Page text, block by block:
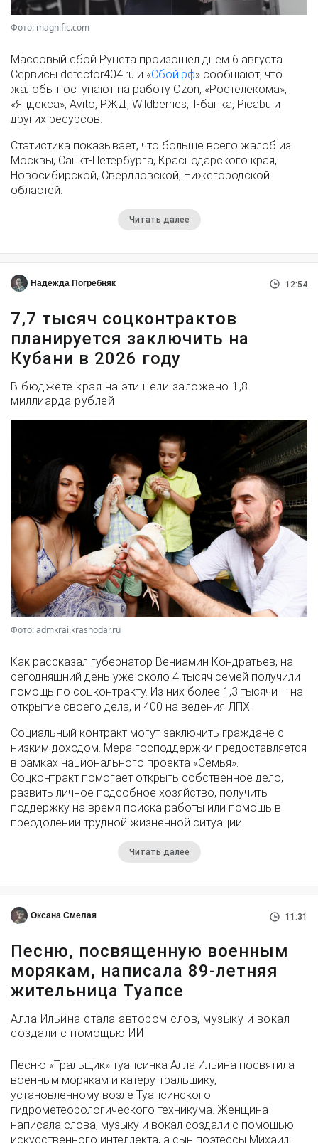
Фото: magnific.com
Массовый сбой Рунета произошел днем 6 августа.
Сервисы detector404.ru и «Сбой.рф» сообщают, что
жалобы поступают на работу Ozon, «Ростелекома»,
«Яндекса», Avito, РЖД, Wildberries, Т-банка, Picabu и
других ресурсов.
Статистика показывает, что больше всего жалоб из
Москвы, Санкт-Петербурга, Краснодарского края,
Новосибирской, Свердловской, Нижегородской
областей.
Читать далее
Надежда Погребняк 12:54
7,7 тысяч соцконтрактов
планируется заключить на
Кубани в 2026 году
В бюджете края на эти цели заложено 1,8
миллиарда рублей
Фото: admkrai.krasnodar.ru
Как рассказал губернатор Вениамин Кондратьев, на
сегодняшний день уже около 4 тысяч семей получили
помощь по соцконтракту. Из них более 1,3 тысячи – на
открытие своего дела, и 400 на ведения ЛПХ.
Социальный контракт могут заключить граждане с
низким доходом. Мера господдержки предоставляется
в рамках национального проекта «Семья».
Соцконтракт помогает открыть собственное дело,
развить личное подсобное хозяйство, получить
поддержку на время поиска работы или помощь в
преодолении трудной жизненной ситуации.
Читать далее
Оксана Смелая 11:31
Песню, посвященную военным
морякам, написала 89-летняя
жительница Туапсе
Алла Ильина стала автором слов, музыку и вокал
создали с помощью ИИ
Песню «Тральщик» туапсинка Алла Ильина посвятила
военным морякам и катеру-тральщику,
установленному возле Туапсинского
гидрометеорологического техникума. Женщина
написала слова, музыку и вокал создали с помощью
искусственного интеллекта, а сын поэтессы Михаил,